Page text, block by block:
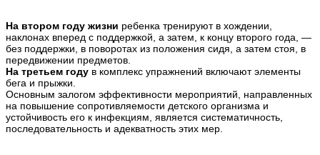
На втором году жизни ребенка тренируют в хождении,
наклонах вперед с поддержкой, а затем, к концу второго года, —
без поддержки, в поворотах из положения сидя, а затем стоя, в
передвижении предметов.
На третьем году в комплекс упражнений включают элементы
бега и прыжки.
Основным залогом эффективности мероприятий, направленных
на повышение сопротивляемости детского организма и
устойчивость его к инфекциям, является систематичность,
последовательность и адекватность этих мер.